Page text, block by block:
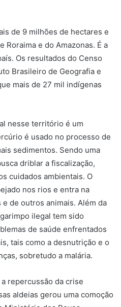
de 9 milhões de hectares e
Roraima e do Amazonas. É a
Os resultados do Censo
Brasileiro de Geografia e
mais de 27 mil indígenas
nesse território é um
é usado no processo de
sedimentos. Sendo uma
driblar a fiscalização,
cuidados ambientais. O
nos rios e entra na
de outros animais. Além da
ilegal tem sido
de saúde enfrentados
tais como a desnutrição e o
sobretudo a malária.
repercussão da crise
aldeias gerou uma comoção